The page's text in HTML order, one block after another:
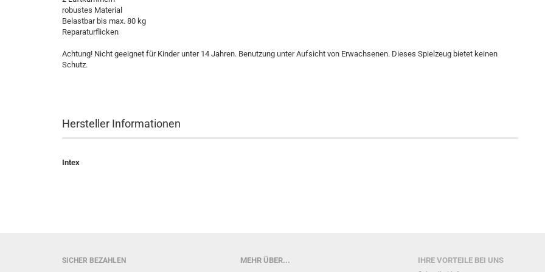
robustes Material
Belastbar bis max. 80 kg
Reparaturflicken
Achtung! Nicht geeignet für Kinder unter 14 Jahren. Benutzung unter Aufsicht von Erwachsenen. Dieses Spielzeug bietet keinen
Schutz.
Hersteller Informationen
Intex
MEHR ÜBER... IHRE VORTEILE BEI UNS
SICHER BEZAHLEN